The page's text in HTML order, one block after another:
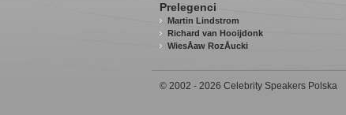
Prelegenci
Martin Lindstrom
Richard van Hooijdonk
WiesÅaw RozÅucki
© 2002 - 2026 Celebrity Speakers Polska